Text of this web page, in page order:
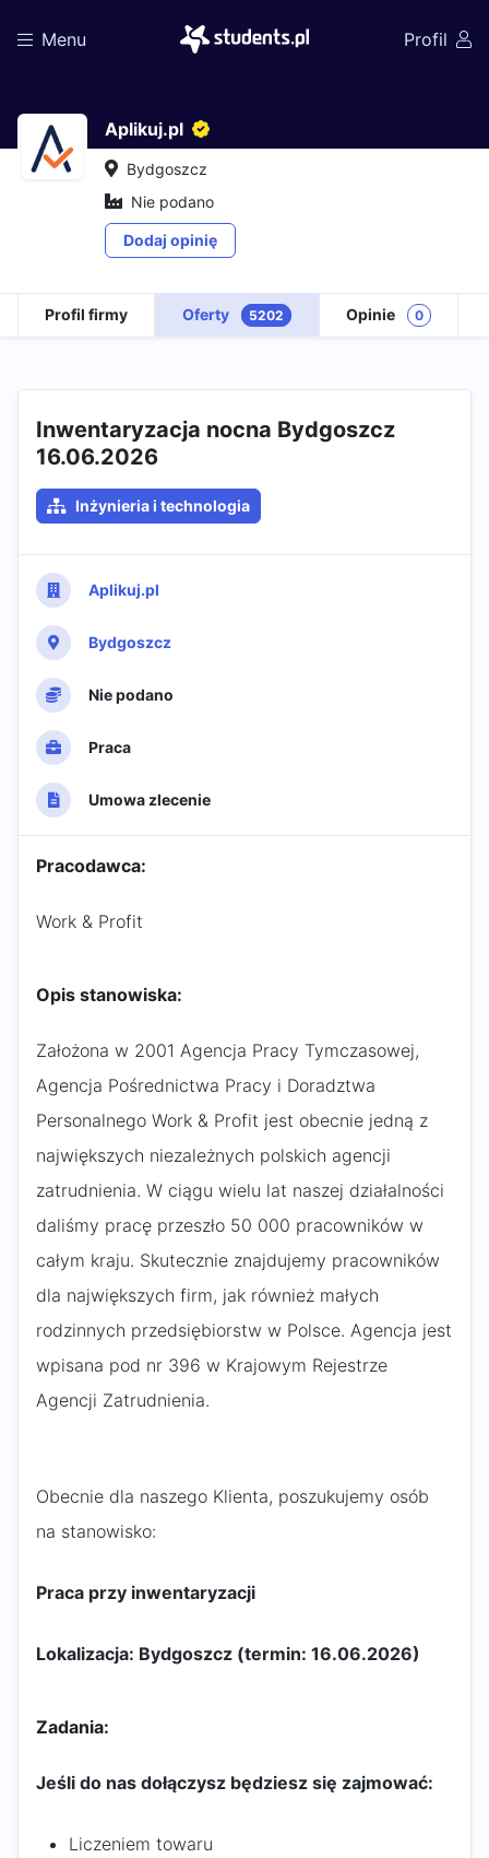
Menu Profil
Aplikuj.pl
Bydgoszcz
Nie podano
Dodaj opinię
Profil firmy Oferty 5202 Opinie 0
Inwentaryzacja nocna Bydgoszcz
16.06.2026​
Inżynieria i technologia
Aplikuj.pl
Bydgoszcz
Nie podano
Praca
Umowa zlecenie
Pracodawca:
Work & Profit
Opis stanowiska:
Założona w 2001 Agencja Pracy Tymczasowej,
Agencja Pośrednictwa Pracy i Doradztwa
Personalnego Work & Profit jest obecnie jedną z
największych niezależnych polskich agencji
zatrudnienia. W ciągu wielu lat naszej działalności
daliśmy pracę przeszło 50 000 pracowników w
całym kraju. Skutecznie znajdujemy pracowników
dla największych firm, jak również małych
rodzinnych przedsiębiorstw w Polsce. Agencja jest
wpisana pod nr 396 w Krajowym Rejestrze
Agencji Zatrudnienia.
Obecnie dla naszego Klienta, poszukujemy osób
na stanowisko:
Praca przy inwentaryzacji
Lokalizacja: Bydgoszcz (termin: 16.06.2026)​​
Zadania:
Jeśli do nas dołączysz będziesz się zajmować:
Liczeniem towaru